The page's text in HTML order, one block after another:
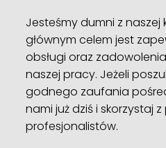
Jesteśmy dumni z naszej
głównym celem jest
obsługi oraz
naszej pracy. Jeżeli
godnego zaufania
nami już dziś i skorzystaj
profesjonalistów.